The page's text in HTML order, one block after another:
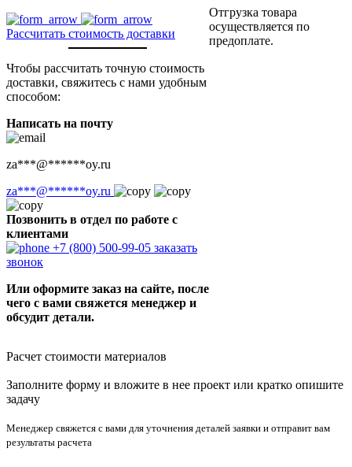
Рассчитать стоимость доставки
Чтобы рассчитать точную стоимость
доставки, свяжитесь с нами удобным
способом:
Написать на почту
za***@******oy.ru
za***@******oy.ru
Позвонить в отдел по работе с
клиентами
+7 (800) 500-99-05 заказать
звонок
Или оформите заказ на сайте, после
чего с вами свяжется менеджер и
обсудит детали.
Отгрузка товара
осуществляется по
предоплате.
Расчет стоимости материалов
Заполните форму и вложите в нее проект или кратко опишите
задачу
Менеджер свяжется с вами для уточнения деталей заявки и отправит вам
результаты расчета